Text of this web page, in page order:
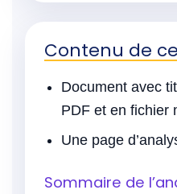
Contenu de
Document avec
PDF et en fichier
Une page
Sommaire de